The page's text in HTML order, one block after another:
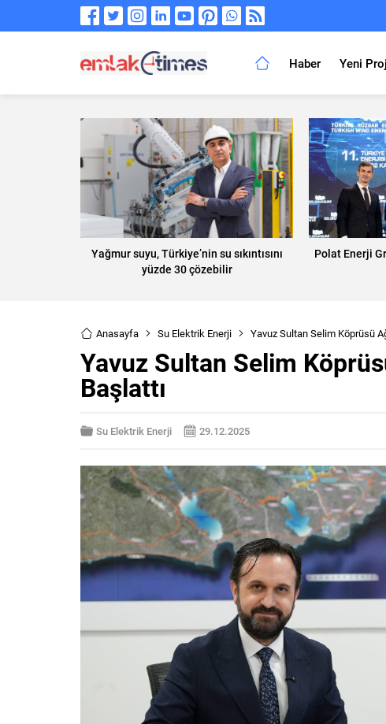
Haber Yeni
Yağmur suyu, Türkiye’nin su sıkıntısını
yüzde 30 çözebilir
Polat Enerji
Anasayfa Su Elektrik Enerji Yavuz Sultan Selim Köprüsü
Yavuz Sultan Selim
Başlattı
Su Elektrik Enerji 29.12.2025